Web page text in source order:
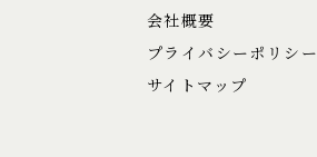
会社概要
プライバシーポリシー
サイトマップ